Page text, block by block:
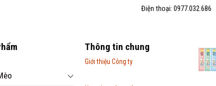
Điện thoại: 0977.032.686
Thông tin chung
Giới thiệu Công ty